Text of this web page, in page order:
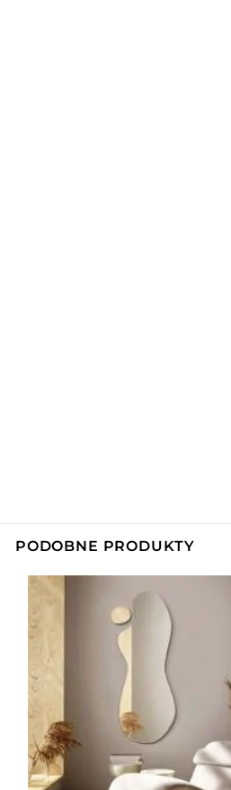
PODOBNE PRODUKTY